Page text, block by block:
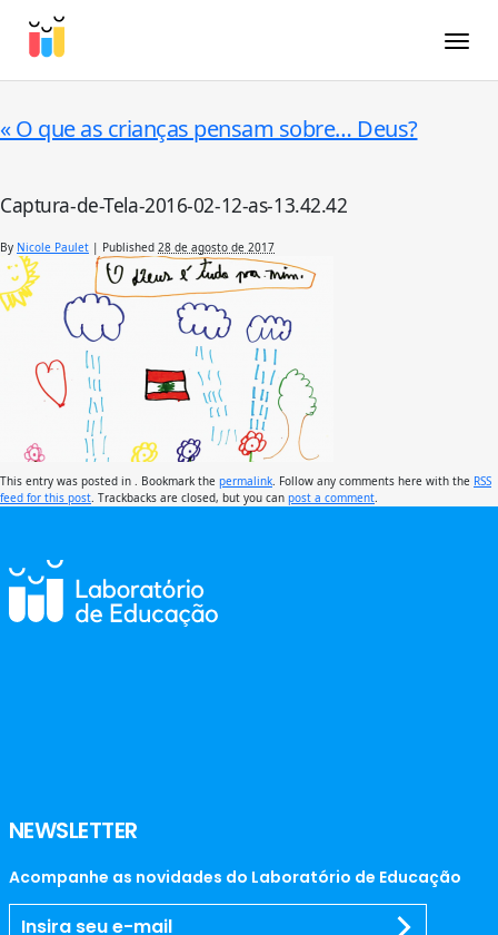
«O que as crianças pensam sobre… Deus?
Captura-de-Tela-2016-02-12-as-13.42.42
By Nicole Paulet | Published 28 de agosto de 2017
This entry was posted in . Bookmark the permalink . Follow any comments here with the RSS
feed for this post . Trackbacks are closed, but you can post a comment
NEWSLETTER
Acompanhe as novidades do Laboratório de Educação